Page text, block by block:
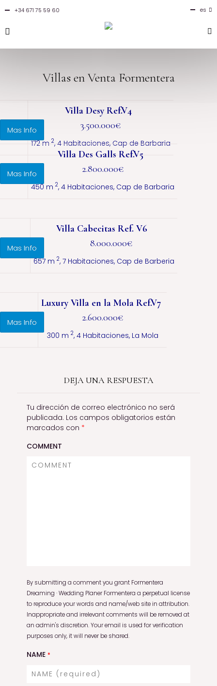
+34 671 75 59 60 es
it
Villas en Venta Formentera
Villa DesyRef.V4
3.500.000€
172 m 2, 4 Habitaciones, Cap de Barbaria
Mas Info
Villa Des Galls Ref.V5
2.800.000€
450 m 2, 4 Habitaciones, Cap de Barbaria
Mas Info
Villa Cabecitas Ref. V6
8.000.000€
657 m 2, 7 Habitaciones, Cap de Barberia
Mas Info
Luxury Villa en la Mola Ref.V7
2.600.000€
300 m 2, 4 Habitaciones, La Mola
Mas Info
DEJA UNA RESPUESTA
Tu dirección de correo electrónico no será
publicada. Los campos obligatorios están
marcados con *
COMMENT
By submitting a comment you grant Formentera
Dreaming · Wedding Planer Formentera a perpetual license
to reproduce your words and name/web site in attribution.
Inappropriate and irrelevant comments will be removed at
an admin's discretion. Your email is used for verification
purposes only, it will never be shared.
NAME *